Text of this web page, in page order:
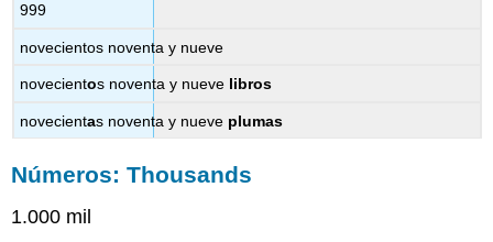
999
novecientos noventa y nueve
novecientos noventa y nueve libros
novecientas noventa y nueve plumas
Números: Thousands
1.000 mil